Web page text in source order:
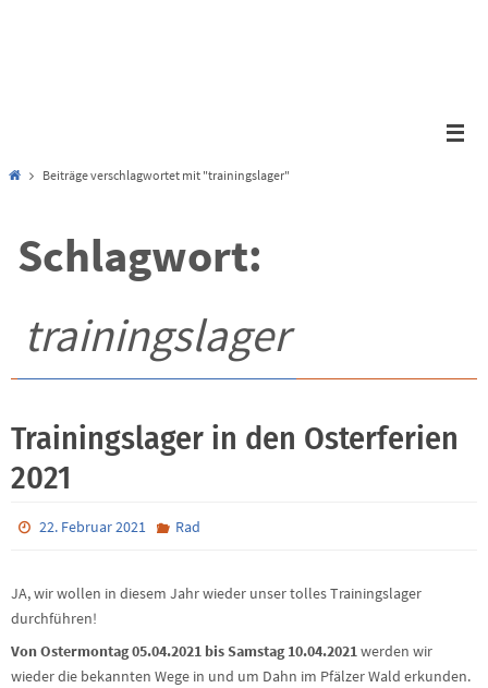
StartBeiträge verschlagwortet mit "trainingslager"
Schlagwort:
trainingslager
Trainingslager in den Osterferien
2021
22. Februar 2021 Rad
JA, wir wollen in diesem Jahr wieder unser tolles Trainingslager
durchführen!
Von Ostermontag 05.04.2021 bis Samstag 10.04.2021werden wir
wieder die bekannten Wege in und um Dahn im Pfälzer Wald erkunden.